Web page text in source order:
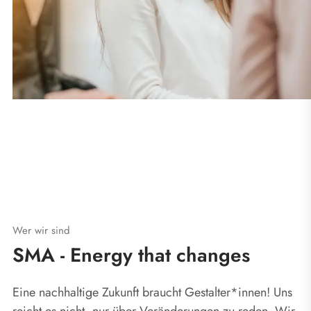
Wer wir sind
SMA - Energy that changes
Eine nachhaltige Zukunft braucht Gestalter*innen! Uns